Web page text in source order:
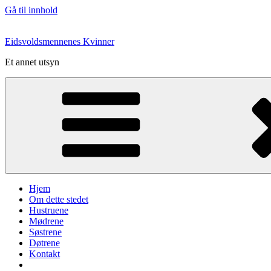
Gå til innhold
Eidsvoldsmennenes Kvinner
Et annet utsyn
Hjem
Om dette stedet
Hustruene
Mødrene
Søstrene
Døtrene
Kontakt